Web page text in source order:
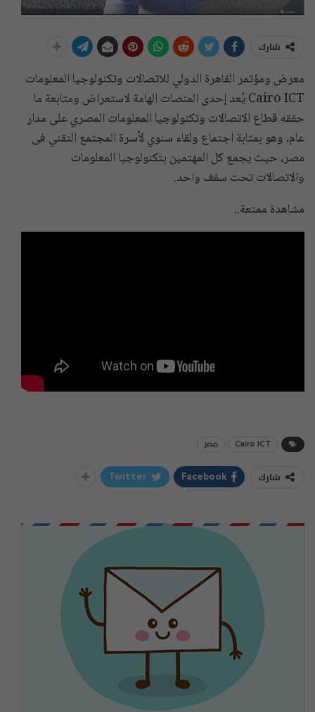
شارك
معرض ومؤتمر القاهرة الدولي للاتصالات وتكنولوجيا المعلومات
Cairo ICT يُعد إحدى المنصات الهامة لاستعراض ومتابعة ما
حققه قطاع الاتصالات وتكنولوجيا المعلومات المصري على مدار
عام، وهو بمثابة اجتماع ولقاء سنوي لأسرة المجتمع التقني فى
مصر، حيث يجمع كل المهتمين بتكنولوجيا المعلومات
والاتصالات تحت سقف واحد.
مشاهدة ممتعة..
Cairo ICT مصر
شارك Facebook
Twitter